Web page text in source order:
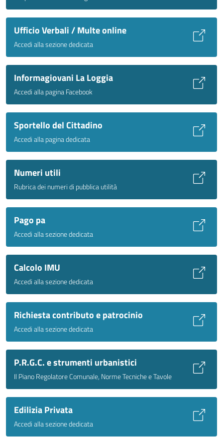
Ufficio Verbali / Multe online
Accedi alla sezione dedicata
Informagiovani La Loggia
Accedi alla pagina Facebook
Sportello del Cittadino
Accedi alla pagina dedicata
Numeri utili
Rubrica dei numeri di pubblica utilità
Pago pa
Accedi alla sezione dedicata
Calcolo IMU
Accedi alla sezione dedicata
Richiesta contributo e patrocinio
Accedi alla sezione dedicata
P.R.G.C. e strumenti urbanistici
Il Piano Regolatore Comunale, Norme Tecniche e Tavole
Edilizia Privata
Accedi alla sezione dedicata